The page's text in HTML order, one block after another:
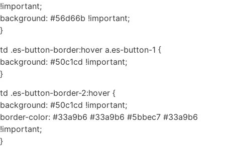
!important;
background: #56d66b !important;
}
td .es-button-border:hover a.es-button-1 {
background: #50c1cd !important;
}
td .es-button-border-2:hover {
background: #50c1cd !important;
border-color: #33a9b6 #33a9b6 #5bbec7 #33a9b6
!important;
}